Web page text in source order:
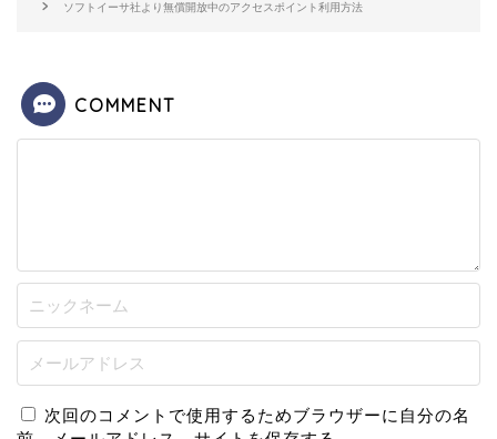
ソフトイーサ社より無償開放中のアクセスポイント利用方法
COMMENT
次回のコメントで使用するためブラウザーに自分の名